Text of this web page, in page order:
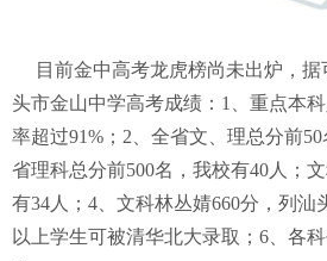
目前金中高考龙虎榜尚未出炉，
头市金山中学高考成绩：1、重点本
率超过91%；2、全省文、理总分前
省理科总分前500名，我校有40人；
有34人；4、文科林丛婧660分，列汕
以上学生可被清华北大录取；6、各